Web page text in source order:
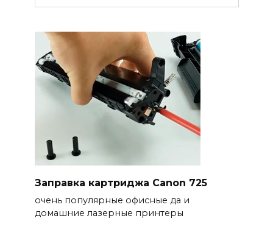
Заправка картриджа Canon 725
очень популярные офисные да и
домашние лазерные принтеры